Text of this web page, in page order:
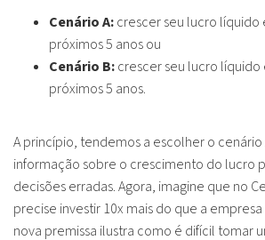
Cenário A:crescer seu lucro líquido
próximos 5 anos ou
Cenário B:crescer seu lucro líquido
próximos 5 anos.
A princípio, tendemos a escolher o
informação sobre o crescimento do lucro
decisões erradas. Agora, imagine que no
precise investir 10x mais do que a empresa
nova premissa ilustra como é difícil tomar